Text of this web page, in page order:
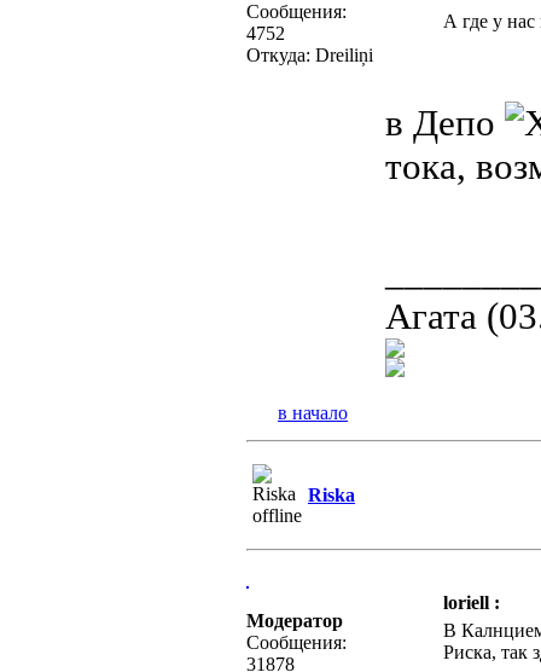
Сообщения:
4752
Откуда: Dreiliņi
А где у нас
в Депо
тока,
Агата
в начало
Riska
Модератор
Сообщения:
31878
loriell :
В
Риска, так